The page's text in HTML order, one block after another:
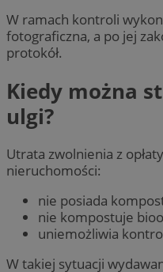
W ramach kontroli
fotograficzna, a po jej
protokół.
Kiedy można
ulgi?
Utrata zwolnienia z
nieruchomości:
nie posiada
nie kompostuje
uniemożliwia
W takiej sytuacji